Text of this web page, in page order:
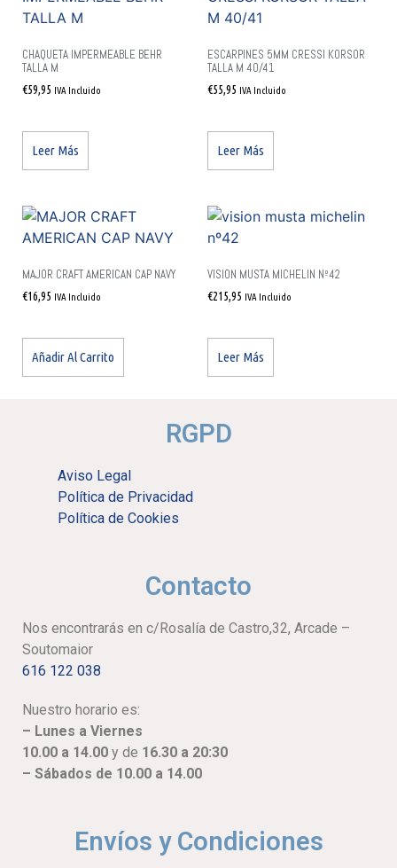
CHAQUETA IMPERMEABLE BEHR
TALLA M
€59,95 IVA Incluido
Leer Más
ESCARPINES 5MM CRESSI KORSOR
TALLA M 40/41
€55,95 IVA Incluido
Leer Más
MAJOR CRAFT AMERICAN CAP NAVY
€16,95 IVA Incluido
Añadir Al Carrito
VISION MUSTA MICHELIN Nº42
€215,95 IVA Incluido
Leer Más
RGPD
Aviso Legal
Política de Privacidad
Política de Cookies
Contacto
Nos encontrarás en c/Rosalía de Castro,32, Arcade –
Soutomaior
616 122 038
Nuestro horario es:
– Lunes a Viernes
10.00 a 14.00 y de 16.30 a 20:30
– Sábados de 10.00 a 14.00
Envíos y Condiciones